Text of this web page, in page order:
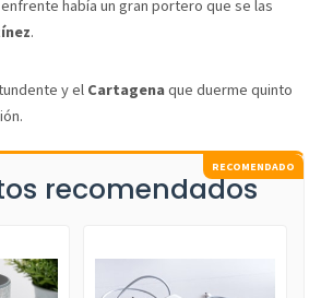
había un gran portero que se las
.
y el Cartagenaque duerme quinto
recomendados